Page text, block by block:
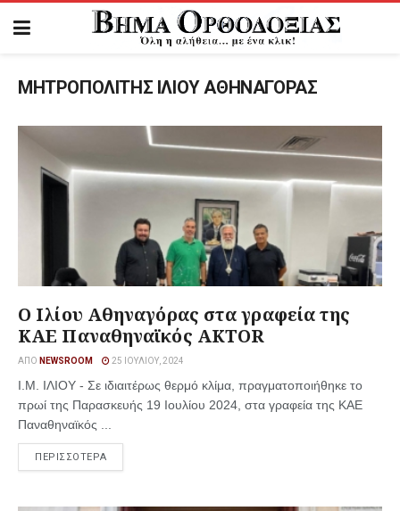
ΜΗΤΡΟΠΟΛΙΤΗΣ ΙΛΙΟΥ ΑΘΗΝΑΓΟΡΑΣ
Ο Ιλίου Αθηναγόρας στα γραφεία της
ΚΑΕ Παναθηναϊκός AKTOR
ΑΠΌ NEWSROOM 25 ΙΟΥΛΊΟΥ, 2024
Ι.Μ. ΙΛΙΟΥ - Σε ιδιαιτέρως θερμό κλίμα, πραγματοποιήθηκε το
πρωί της Παρασκευής 19 Ιουλίου 2024, στα γραφεία της ΚΑΕ
Παναθηναϊκός ...
ΠΕΡΙΣΣΟΤΕΡΑ